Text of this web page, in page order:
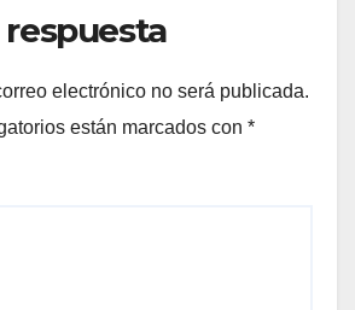
electrónico no será publicada.
están marcados con *